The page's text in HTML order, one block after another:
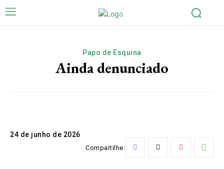
Papo de Esquina
Ainda denunciado
24 de junho de 2026
Compartilhe: